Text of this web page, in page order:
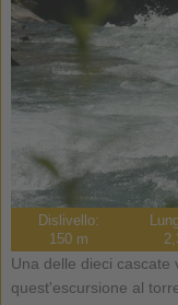
Dislivello:
150 m
Una delle dieci cascate
quest'escursione al